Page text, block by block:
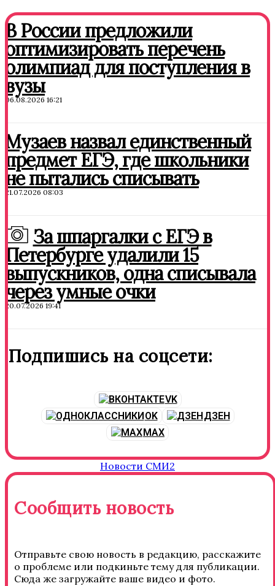
В России предложили
оптимизировать перечень
олимпиад для поступления в
вузы
06.08.2026 16:21
Музаев назвал единственный
предмет ЕГЭ, где школьники
не пытались списывать
21.07.2026 08:03
За шпаргалки с ЕГЭ в
Петербурге удалили 15
выпускников, одна списывала
через умные очки
20.07.2026 19:41
Подпишись на соцсети:
VK
OK
ДЗЕН
MAX
Новости СМИ2
Сообщить новость
Отправьте свою новость в редакцию, расскажите
о проблеме или подкиньте тему для публикации.
Сюда же загружайте ваше видео и фото.